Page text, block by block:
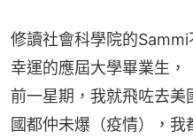
修讀社會科學院的
幸運的應屆大學畢業生
前一星期，我就飛咗去
國都仲未爆（疫情），